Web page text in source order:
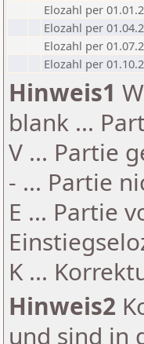
Elozahl per
Elozahl per
Elozahl per
Elozahl per
Hinweis1
blank ...
V ... Partie
- ... Partie
E ... Partie
K ...
Hinweis2
und sind in